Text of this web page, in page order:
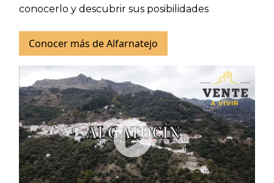
conocerlo y descubrir sus posibilidades
Conocer más de Alfarnatejo